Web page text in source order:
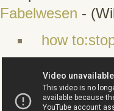
Fabelwesen -
how